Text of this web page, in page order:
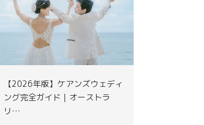
【2026年版】ケアンズウェディ
ング完全ガイド｜オーストラ
リ…